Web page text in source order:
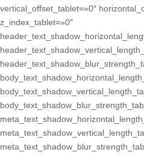
vertical_offset_tablet=»0″
z_index_tablet=»0″